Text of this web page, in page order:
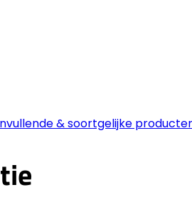
& soortgelijke